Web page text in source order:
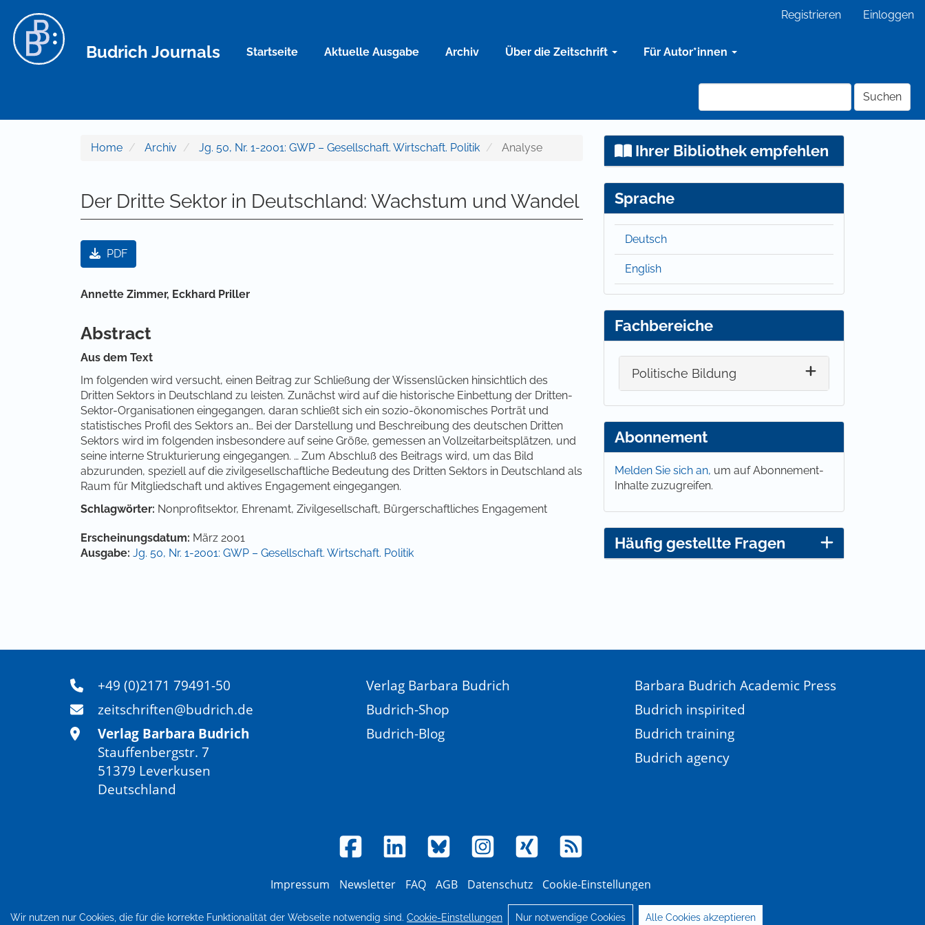
Wir nutzen nur Cookies, die für die korrekte Funktionalität der Webseite notwendig sind. Cookie-Einstellungen Nur notwendige Cookies Alle Cookies akzeptieren
Hauptinhalt
Sidebar
Registrieren Einloggen
Budrich Journals Startseite Aktuelle Ausgabe Archiv Über die Zeitschrift Für Autor*innen
Suchen
Home Archiv Jg. 50, Nr. 1-2001: GWP – Gesellschaft. Wirtschaft. Politik Analyse
Der Dritte Sektor in Deutschland: Wachstum und Wandel
Artikel-Sidebar
PDF
Hauptsächlicher Artikelinhalt
Annette Zimmer, Eckhard Priller
Abstract
Aus dem Text
Im folgenden wird versucht, einen Beitrag zur Schließung der Wissenslücken hinsichtlich des
Dritten Sektors in Deutschland zu leisten. Zunächst wird auf die historische Einbettung der Dritten-
Sektor-Organisationen eingegangen, daran schließt sich ein sozio-ökonomisches Porträt und
statistisches Profil des Sektors an… Bei der Darstellung und Beschreibung des deutschen Dritten
Sektors wird im folgenden insbesondere auf seine Größe, gemessen an Vollzeitarbeitsplätzen, und
seine interne Strukturierung eingegangen. … Zum Abschluß des Beitrags wird, um das Bild
abzurunden, speziell auf die zivilgesellschaftliche Bedeutung des Dritten Sektors in Deutschland als
Raum für Mitgliedschaft und aktives Engagement eingegangen.
Schlagwörter: Nonprofitsektor, Ehrenamt, Zivilgesellschaft, Bürgerschaftliches Engagement
Artikel-Details
Erscheinungsdatum: März 2001
Ausgabe: Jg. 50, Nr. 1-2001: GWP – Gesellschaft. Wirtschaft. Politik
Ihrer Bibliothek empfehlen
Sprache
Deutsch
English
Fachbereiche
Politische Bildung
Abonnement
Melden Sie sich an, um auf Abonnement-
Inhalte zuzugreifen.
Häufig gestellte Fragen
+49 (0)2171 79491-50
zeitschriften@budrich.de
Verlag Barbara Budrich
Stauffenbergstr. 7
51379 Leverkusen
Deutschland
Verlag Barbara Budrich
Budrich-Shop
Budrich-Blog
Barbara Budrich Academic Press
Budrich inspirited
Budrich training
Budrich agency
Impressum Newsletter FAQ AGB Datenschutz Cookie-Einstellungen
© 2026 Verlag Barbara Budrich